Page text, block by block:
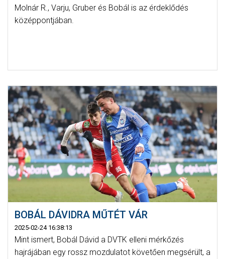
Molnár R., Varju, Gruber és Bobál is az érdeklődés
középpontjában.
BOBÁL DÁVIDRA MŰTÉT VÁR
2025-02-24 16:38:13
Mint ismert, Bobál Dávid a DVTK elleni mérkőzés
hajrájában egy rossz mozdulatot követően megsérült, a